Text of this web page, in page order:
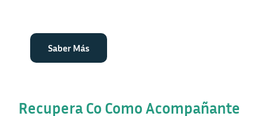
Saber Más
Recupera Co Como Acompañante